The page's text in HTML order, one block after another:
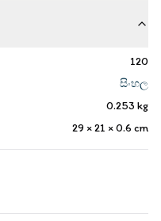
120
සිංහල
0.253 kg
29 × 21 × 0.6 cm